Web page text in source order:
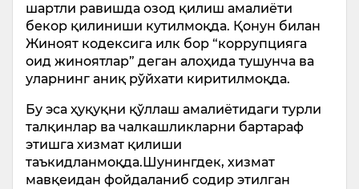
шартли равишда озод қилиш амалиёти
бекор қилиниши кутилмоқда. Қонун билан
Жиноят кодексига илк бор “коррупцияга
оид жиноятлар” деган алоҳида тушунча ва
уларнинг аниқ рўйхати киритилмоқда.
Бу эса ҳуқуқни қўллаш амалиётидаги турли
талқинлар ва чалкашликларни бартараф
этишга хизмат қилиши
таъкидланмоқда.Шунингдек, хизмат
мавқеидан фойдаланиб содир этилган